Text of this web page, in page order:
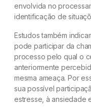
envolvida no
identificação de
Estudos também
pode participar da
processo pelo qual o
anteriormente
mesma ameaça. Por
sua possível
estresse, à ansiedade